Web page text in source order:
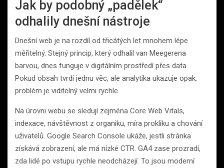
Jak by podobný „padělek“
odhalily dnešní nástroje
Dnešní web je na rozdíl od třicátých let mnohem lépe
měřitelný. Stejný princip, který odhalil van Meegerena
barvou, dnes funguje v digitálním prostředí přes data.
Pokud obsah tvrdí jednu věc, ale analytika ukazuje opak,
problém je viditelný velmi rychle.
Na úrovni webu se sledují zejména Core Web Vitals,
indexace, návštěvnost z organiku, míra prokliku a chování
uživatelů. Google Search Console ukáže, jestli stránka
získává zobrazení, ale má nízké CTR. GA4 zase prozradí,
zda lidé po vstupu rychle neodcházejí. To jsou moderní